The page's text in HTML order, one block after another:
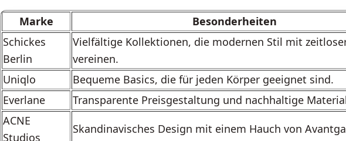
Marke
Besonderheiten
Schickes
Berlin
Vielfältige Kollektionen, die modernen Stil mit
vereinen.
Uniqlo
Bequeme Basics, die für jeden Körper geeignet sind.
Everlane
Transparente Preisgestaltung und nachhaltige
ACNE
Studios
Skandinavisches Design mit einem Hauch von